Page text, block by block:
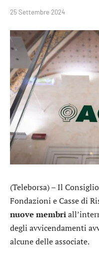
25 Settembre 2024
(Teleborsa) – Il
Fondazioni e Casse di
nuove membri
degli avvicendamenti
alcune delle associate.